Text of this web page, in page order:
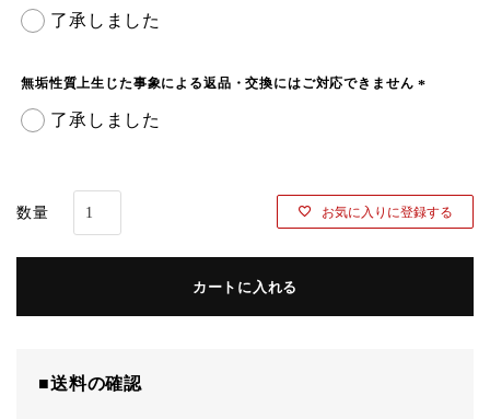
了承しました
無垢性質上生じた事象による返品・交換にはご対応できません
了承しました
お気に入りに登録する
カートに入れる
■送料の確認